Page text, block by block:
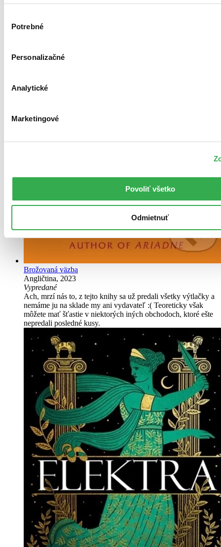
súhlasu
Potrebné
Personalizačné
Analytické
Marketingové
Povoliť všetko
Odmietnuť
Brožovaná väzba
Angličtina, 2023
Vypredané
Ach, mrzí nás to, z tejto knihy sa už predali všetky výtlačky a
nemáme ju na sklade my ani vydavateľ :( Teoreticky však
môžete mať šťastie v niektorých iných obchodoch, ktoré ešte
nepredali posledné kusy.